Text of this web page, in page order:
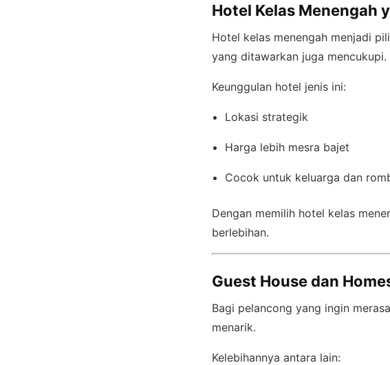
Hotel Kelas Menengah
Hotel kelas menengah menjadi
yang ditawarkan juga mencukupi.
Keunggulan hotel jenis ini:
Lokasi strategik
Harga lebih mesra bajet
Cocok untuk keluarga dan
Dengan memilih hotel kelas
berlebihan.
Guest House dan
Bagi pelancong yang ingin
menarik.
Kelebihannya antara lain: